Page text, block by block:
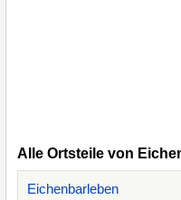
Alle Ortsteile von
Eichenbarleben